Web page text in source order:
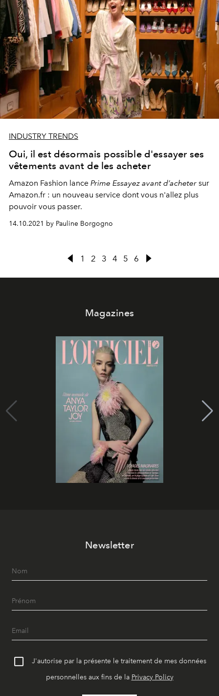
INDUSTRY TRENDS
Oui, il est désormais possible d'essayer ses
vêtements avant de les acheter
Amazon Fashion lance Prime Essayez avant d’acheter sur
Amazon.fr : un nouveau service dont vous n'allez plus
pouvoir vous passer.
14.10.2021 by Pauline Borgogno
1 2 3 4 5 6
Magazines
Newsletter
J'autorise par la présente le traitement de mes données
personnelles aux fins de la Privacy Policy